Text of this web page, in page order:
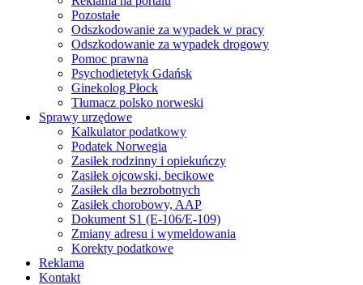
Pozostałe
Odszkodowanie za wypadek w pracy
Odszkodowanie za wypadek drogowy
Pomoc prawna
Psychodietetyk Gdańsk
Ginekolog Płock
Tłumacz polsko norweski
Sprawy urzędowe
Kalkulator podatkowy
Podatek Norwegia
Zasiłek rodzinny i opiekuńczy
Zasiłek ojcowski, becikowe
Zasiłek dla bezrobotnych
Zasiłek chorobowy, AAP
Dokument S1 (E-106/E-109)
Zmiany adresu i wymeldowania
Korekty podatkowe
Reklama
Kontakt